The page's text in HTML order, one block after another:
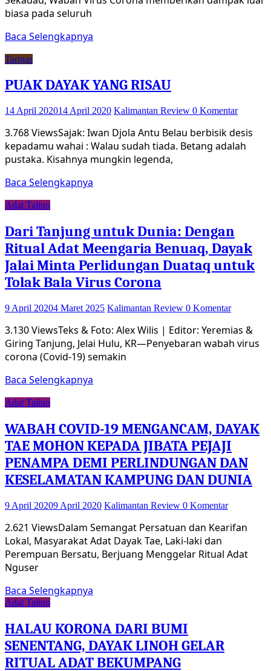
biasa pada seluruh
Baca Selengkapnya
Tarigas
PUAK DAYAK YANG RISAU
14 April 202014 April 2020 Kalimantan Review 0 Komentar
3.768 ViewsSajak: Iwan Djola Antu Belau berbisik desis
kepadamu wahai : Walau sudah tiada. Betang adalah
pustaka. Kisahnya mungkin legenda,
Baca Selengkapnya
Adat Talino
Dari Tanjung untuk Dunia: Dengan
Ritual Adat Meengaria Benuaq, Dayak
Jalai Minta Perlidungan Duataq untuk
Tolak Bala Virus Corona
9 April 20204 Maret 2025 Kalimantan Review 0 Komentar
3.130 ViewsTeks & Foto: Alex Wilis | Editor: Yeremias &
Giring Tanjung, Jelai Hulu, KR—Penyebaran wabah virus
corona (Covid-19) semakin
Baca Selengkapnya
Adat Talino
WABAH COVID-19 MENGANCAM, DAYAK
TAE MOHON KEPADA JIBATA PEJAJI
PENAMPA DEMI PERLINDUNGAN DAN
KESELAMATAN KAMPUNG DAN DUNIA
9 April 20209 April 2020 Kalimantan Review 0 Komentar
2.621 ViewsDalam Semangat Persatuan dan Kearifan
Lokal, Masyarakat Adat Dayak Tae, Laki-laki dan
Perempuan Bersatu, Berjuang Menggelar Ritual Adat
Nguser
Baca Selengkapnya
Adat Talino
HALAU KORONA DARI BUMI
SENENTANG, DAYAK LINOH GELAR
RITUAL ADAT BEKUMPANG